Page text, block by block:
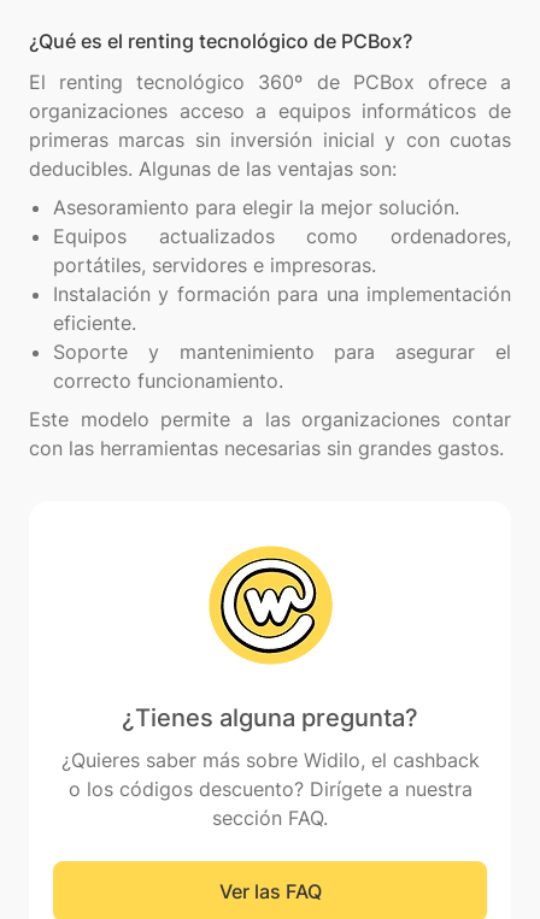
¿Qué es el renting tecnológico de PCBox?
El renting tecnológico 360º de PCBox ofrece a
organizaciones acceso a equipos informáticos de
primeras marcas sin inversión inicial y con cuotas
Asesoramiento para elegir la mejor solución.
Equipos actualizados como ordenadores,
portátiles, servidores e impresoras.
Instalación y formación para una implementación
eficiente.
Soporte y mantenimiento para asegurar el
correcto funcionamiento.
Este modelo permite a las organizaciones contar
¿Tienes alguna pregunta?
¿Quieres saber más sobre Widilo, el cashback
o los códigos descuento? Dirígete a nuestra
sección FAQ.
Ver las FAQ